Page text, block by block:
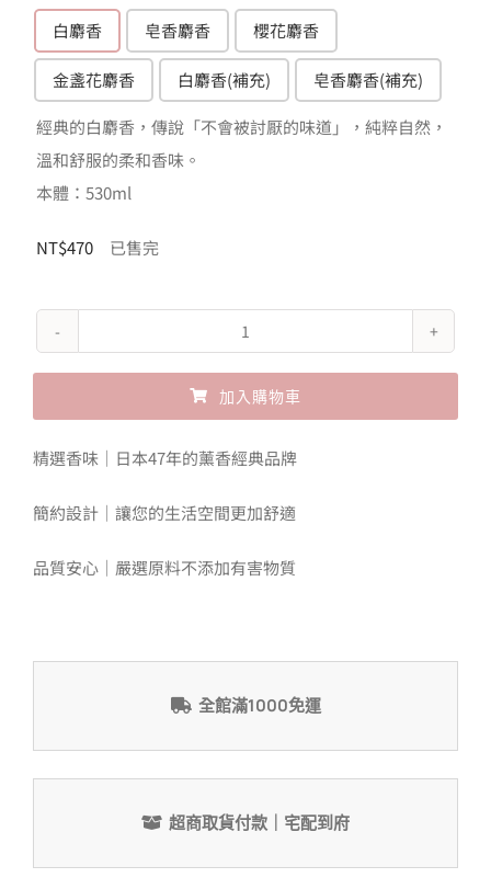
範
圍：
NT$380
到
白麝香 皂香麝香 櫻花麝香
金盞花麝香 白麝香(補充) 皂香麝香(補充)
經典的白麝香，傳說「不會被討厭的味道」，純粹自然，
溫和舒服的柔和香味。
本體：530ml
NT$470 已售完
John's
Blend
香
軟
數
加入購物車
Alternative:
精選香味｜日本47年的薰香經典品牌
簡約設計｜讓您的生活空間更加舒適
品質安心｜嚴選原料不添加有害物質
全館滿1000免運
超商取貨付款｜宅配到府